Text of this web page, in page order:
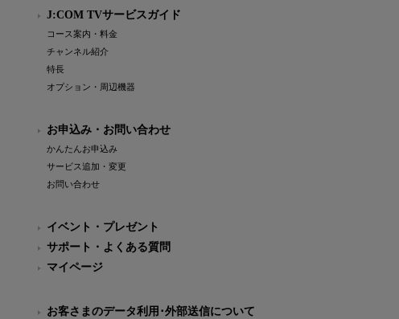
J:COM TVサービスガイド
コース案内・料金
チャンネル紹介
特長
オプション・周辺機器
お申込み・お問い合わせ
かんたんお申込み
サービス追加・変更
お問い合わせ
イベント・プレゼント
サポート・よくある質問
マイページ
お客さまのデータ利用･外部送信について